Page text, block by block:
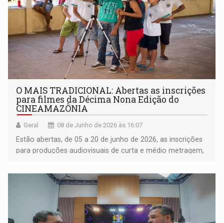
O MAIS TRADICIONAL: Abertas as inscrições
para filmes da Décima Nona Edição do
CINEAMAZÔNIA
Geral 08 de Junho de 2026 às 16:07
Estão abertas, de 05 a 20 de junho de 2026, as inscrições
para produções audiovisuais de curta e médio metragem,